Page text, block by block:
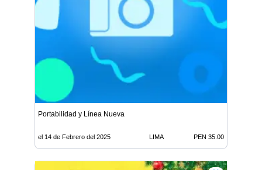
Portabilidad y Línea Nueva
el 14 de Febrero del 2025 LIMA PEN 35.00